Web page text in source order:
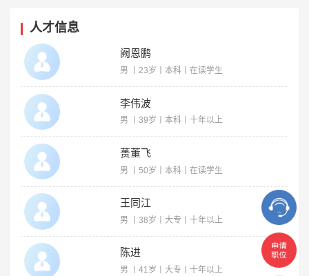
人才信息
阙恩鹏
男 丨23岁丨本科丨在读学生
李伟波
男 丨39岁丨本科丨十年以上
蒉董飞
男 丨50岁丨本科丨在读学生
王同江
男 丨38岁丨大专丨十年以上
陈进
男 丨41岁丨大专丨十年以上